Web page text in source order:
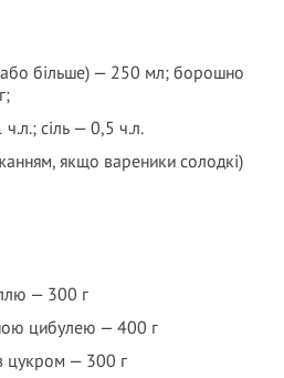
або більше) — 250 мл; борошно
сіль — 0,5 ч.л.
якщо вареники солодкі)
— 300 г
цибулею — 400 г
цукром — 300 г